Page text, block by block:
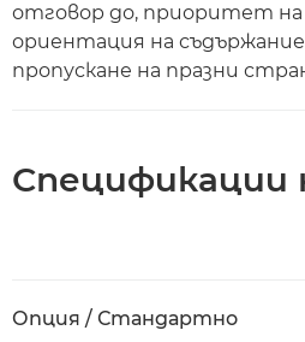
отговор до, приоритет
ориентация на съдържание
пропускане на празни
Спецификации
Опция / Стандартно